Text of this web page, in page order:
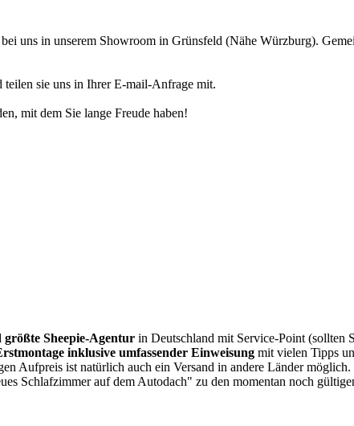
uns in unserem Showroom in Grünsfeld (Nähe Würzburg).
teilen sie uns in Ihrer E-mail-Anfrage mit.
mit dem Sie lange Freude haben!
größte Sheepie-Agentur in Deutschland mit Service-Point (sollten
inklusive umfassender Einweisung mit vielen Tipps
Aufpreis ist natürlich auch ein Versand in andere Länder möglich.
Schlafzimmer auf dem Autodach" zu den momentan noch